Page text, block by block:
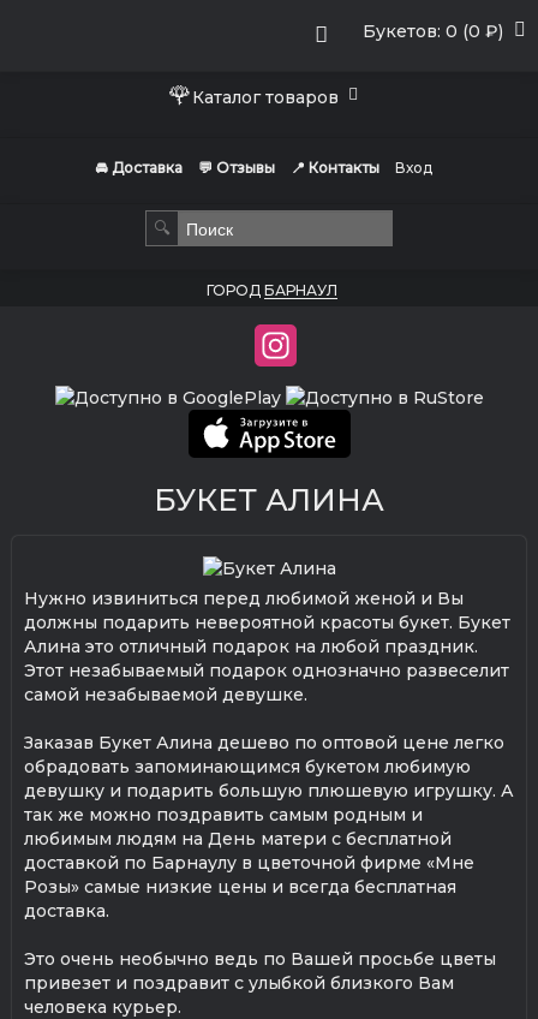
Букетов: 0 (0 ₽)
🌹Каталог товаров
🚘 Доставка 💬 Отзывы 📍 Контакты Вход
🔍
ГОРОД БАРНАУЛ
БУКЕТ АЛИНА
Нужно извиниться перед любимой женой и Вы
должны подарить невероятной красоты букет. Букет
Алина это отличный подарок на любой праздник.
Этот незабываемый подарок однозначно развеселит
самой незабываемой девушке.
Заказав Букет Алина дешево по оптовой цене легко
обрадовать запоминающимся букетом любимую
девушку и подарить большую плюшевую игрушку. А
так же можно поздравить самым родным и
любимым людям на День матери с бесплатной
доставкой по Барнаулу в цветочной фирме «Мне
Розы» самые низкие цены и всегда бесплатная
доставка.
Это очень необычно ведь по Вашей просьбе цветы
привезет и поздравит с улыбкой близкого Вам
человека курьер.